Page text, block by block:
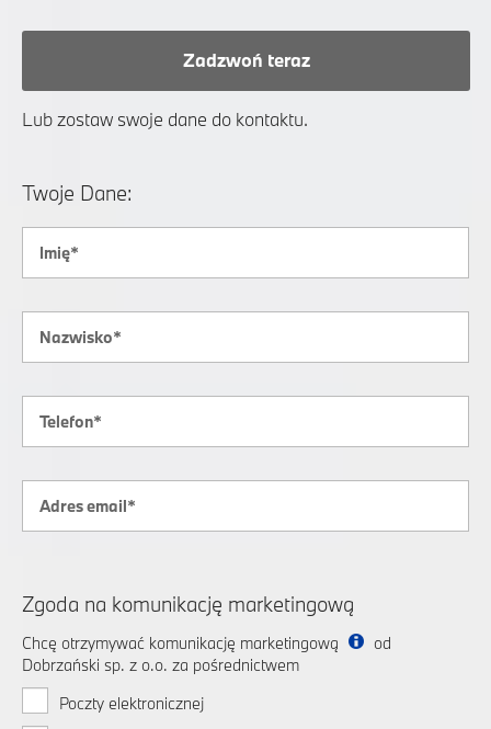
Zadzwoń teraz
Lub zostaw swoje dane do kontaktu.
Twoje Dane:
Zgoda na komunikację marketingową
Chcę otrzymywać komunikację marketingową
od
Dobrzański sp. z o.o. za pośrednictwem
Poczty elektronicznej